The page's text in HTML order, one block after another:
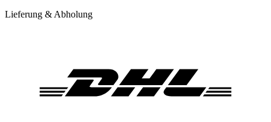
Lieferung & Abholung